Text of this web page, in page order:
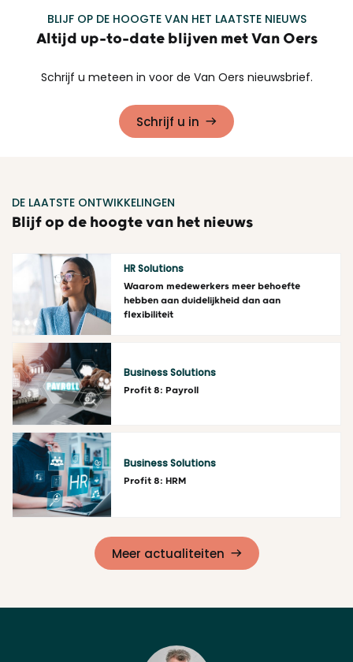
BLIJF OP DE HOOGTE VAN HET LAATSTE NIEUWS
Altijd up-to-date blijven met Van Oers
Schrijf u meteen in voor de Van Oers nieuwsbrief.
Schrijf u in
DE LAATSTE ONTWIKKELINGEN
Blijf op de hoogte van het nieuws
Lees meer
HR Solutions
Waarom medewerkers meer behoefte
hebben aan duidelijkheid dan aan
flexibiliteit
Lees meer
Business Solutions
Profit 8: Payroll
Business Solutions
Profit 8: HRM
Meer actualiteiten